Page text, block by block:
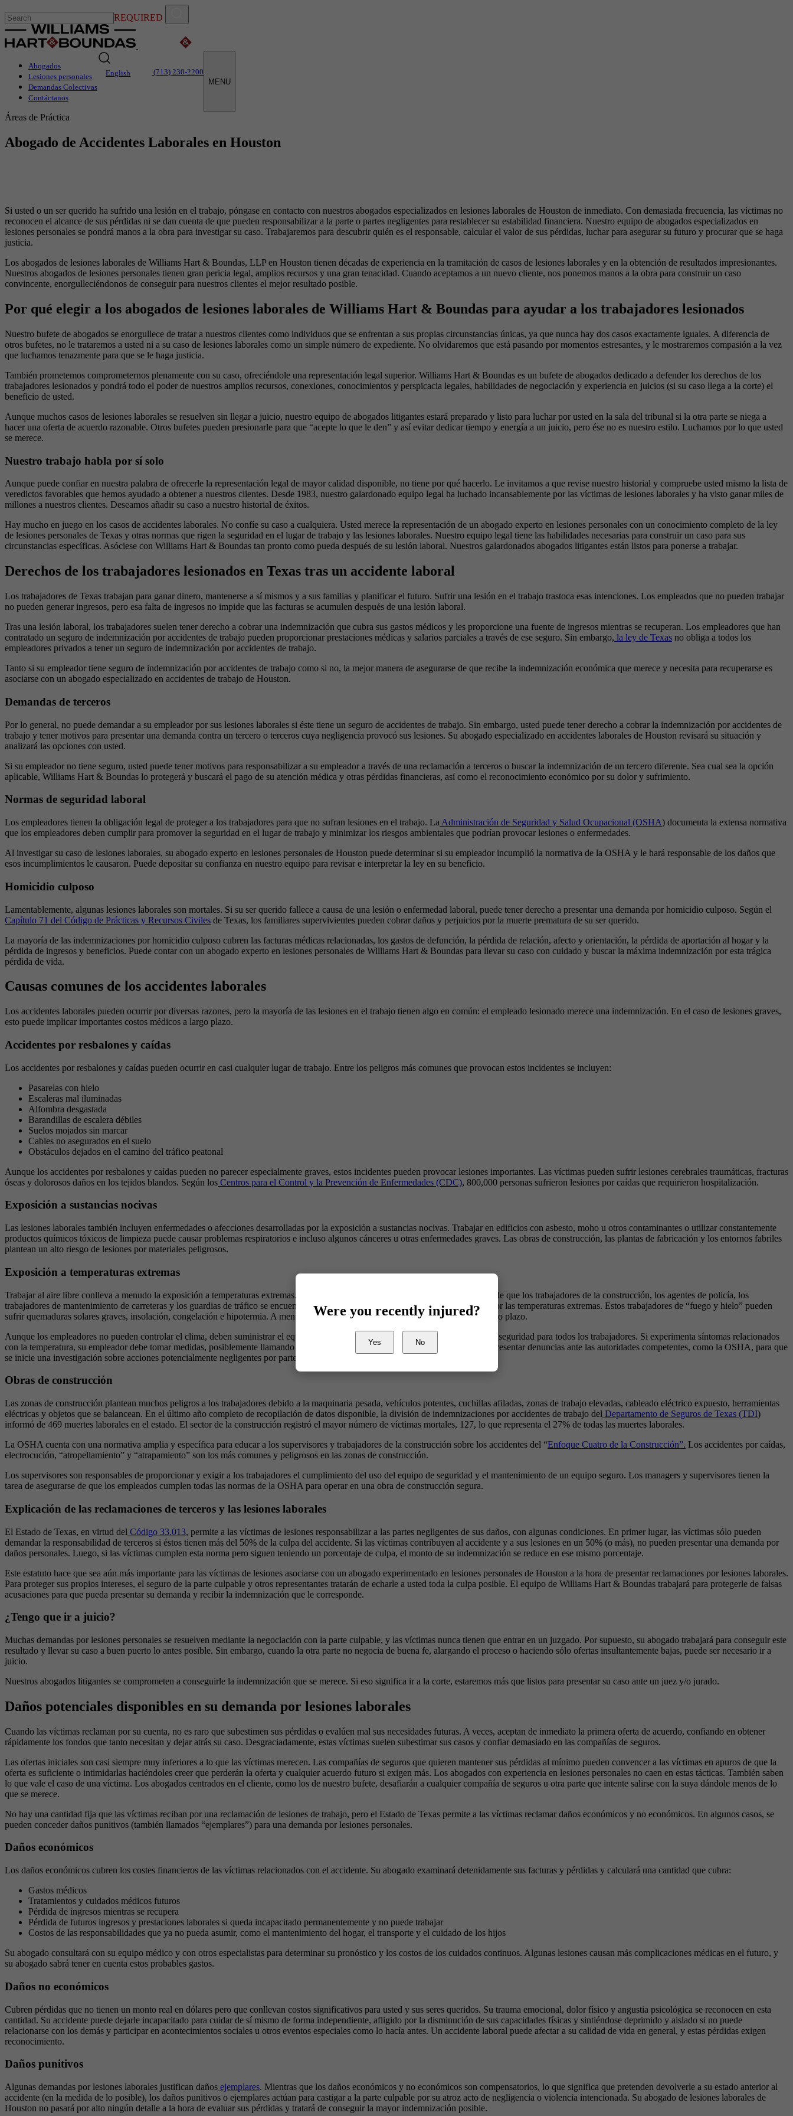
REQUIRED
Abogados
Lesiones personales
Demandas Colectivas
Contáctanos
English (713) 230-2200
MENU
Áreas de Práctica
Abogado de Accidentes Laborales en Houston
Si usted o un ser querido ha sufrido una lesión en el trabajo, póngase en contacto con nuestros abogados especializados en lesiones laborales de Houston de inmediato. Con demasiada frecuencia, las víctimas no
reconocen el alcance de sus pérdidas ni se dan cuenta de que pueden responsabilizar a la parte o partes negligentes para restablecer su estabilidad financiera. Nuestro equipo de abogados especializados en
lesiones personales se pondrá manos a la obra para investigar su caso. Trabajaremos para descubrir quién es el responsable, calcular el valor de sus pérdidas, luchar para asegurar su futuro y procurar que se haga
justicia.
Los abogados de lesiones laborales de Williams Hart & Boundas, LLP en Houston tienen décadas de experiencia en la tramitación de casos de lesiones laborales y en la obtención de resultados impresionantes.
Nuestros abogados de lesiones personales tienen gran pericia legal, amplios recursos y una gran tenacidad. Cuando aceptamos a un nuevo cliente, nos ponemos manos a la obra para construir un caso
convincente, enorgulleciéndonos de conseguir para nuestros clientes el mejor resultado posible.
Por qué elegir a los abogados de lesiones laborales de Williams Hart & Boundas para ayudar a los trabajadores lesionados
Nuestro bufete de abogados se enorgullece de tratar a nuestros clientes como individuos que se enfrentan a sus propias circunstancias únicas, ya que nunca hay dos casos exactamente iguales. A diferencia de
otros bufetes, no le trataremos a usted ni a su caso de lesiones laborales como un simple número de expediente. No olvidaremos que está pasando por momentos estresantes, y le mostraremos compasión a la vez
que luchamos tenazmente para que se le haga justicia.
También prometemos comprometernos plenamente con su caso, ofreciéndole una representación legal superior. Williams Hart & Boundas es un bufete de abogados dedicado a defender los derechos de los
trabajadores lesionados y pondrá todo el poder de nuestros amplios recursos, conexiones, conocimientos y perspicacia legales, habilidades de negociación y experiencia en juicios (si su caso llega a la corte) el
beneficio de usted.
Aunque muchos casos de lesiones laborales se resuelven sin llegar a juicio, nuestro equipo de abogados litigantes estará preparado y listo para luchar por usted en la sala del tribunal si la otra parte se niega a
hacer una oferta de acuerdo razonable. Otros bufetes pueden presionarle para que “acepte lo que le den” y así evitar dedicar tiempo y energía a un juicio, pero ése no es nuestro estilo. Luchamos por lo que usted
se merece.
Nuestro trabajo habla por sí solo
Aunque puede confiar en nuestra palabra de ofrecerle la representación legal de mayor calidad disponible, no tiene por qué hacerlo. Le invitamos a que revise nuestro historial y compruebe usted mismo la lista de
veredictos favorables que hemos ayudado a obtener a nuestros clientes. Desde 1983, nuestro galardonado equipo legal ha luchado incansablemente por las víctimas de lesiones laborales y ha visto ganar miles de
millones a nuestros clientes. Deseamos añadir su caso a nuestro historial de éxitos.
Hay mucho en juego en los casos de accidentes laborales. No confíe su caso a cualquiera. Usted merece la representación de un abogado experto en lesiones personales con un conocimiento completo de la ley
de lesiones personales de Texas y otras normas que rigen la seguridad en el lugar de trabajo y las lesiones laborales. Nuestro equipo legal tiene las habilidades necesarias para construir un caso para sus
circunstancias específicas. Asóciese con Williams Hart & Boundas tan pronto como pueda después de su lesión laboral. Nuestros galardonados abogados litigantes están listos para ponerse a trabajar.
Derechos de los trabajadores lesionados en Texas tras un accidente laboral
Los trabajadores de Texas trabajan para ganar dinero, mantenerse a sí mismos y a sus familias y planificar el futuro. Sufrir una lesión en el trabajo trastoca esas intenciones. Los empleados que no pueden trabajar
no pueden generar ingresos, pero esa falta de ingresos no impide que las facturas se acumulen después de una lesión laboral.
Tras una lesión laboral, los trabajadores suelen tener derecho a cobrar una indemnización que cubra sus gastos médicos y les proporcione una fuente de ingresos mientras se recuperan. Los empleadores que han
contratado un seguro de indemnización por accidentes de trabajo pueden proporcionar prestaciones médicas y salarios parciales a través de ese seguro. Sin embargo, la ley de Texas no obliga a todos los
empleadores privados a tener un seguro de indemnización por accidentes de trabajo.
Tanto si su empleador tiene seguro de indemnización por accidentes de trabajo como si no, la mejor manera de asegurarse de que recibe la indemnización económica que merece y necesita para recuperarse es
asociarse con un abogado especializado en accidentes de trabajo de Houston.
Demandas de terceros
Por lo general, no puede demandar a su empleador por sus lesiones laborales si éste tiene un seguro de accidentes de trabajo. Sin embargo, usted puede tener derecho a cobrar la indemnización por accidentes de
trabajo y tener motivos para presentar una demanda contra un tercero o terceros cuya negligencia provocó sus lesiones. Su abogado especializado en accidentes laborales de Houston revisará su situación y
analizará las opciones con usted.
Si su empleador no tiene seguro, usted puede tener motivos para responsabilizar a su empleador a través de una reclamación a terceros o buscar la indemnización de un tercero diferente. Sea cual sea la opción
aplicable, Williams Hart & Boundas lo protegerá y buscará el pago de su atención médica y otras pérdidas financieras, así como el reconocimiento económico por su dolor y sufrimiento.
Normas de seguridad laboral
Los empleadores tienen la obligación legal de proteger a los trabajadores para que no sufran lesiones en el trabajo. La Administración de Seguridad y Salud Ocupacional (OSHA) documenta la extensa normativa
que los empleadores deben cumplir para promover la seguridad en el lugar de trabajo y minimizar los riesgos ambientales que podrían provocar lesiones o enfermedades.
Al investigar su caso de lesiones laborales, su abogado experto en lesiones personales de Houston puede determinar si su empleador incumplió la normativa de la OSHA y le hará responsable de los daños que
esos incumplimientos le causaron. Puede depositar su confianza en nuestro equipo para revisar e interpretar la ley en su beneficio.
Homicidio culposo
Lamentablemente, algunas lesiones laborales son mortales. Si su ser querido fallece a causa de una lesión o enfermedad laboral, puede tener derecho a presentar una demanda por homicidio culposo. Según el
Capítulo 71 del Código de Prácticas y Recursos Civiles de Texas, los familiares supervivientes pueden cobrar daños y perjuicios por la muerte prematura de su ser querido.
La mayoría de las indemnizaciones por homicidio culposo cubren las facturas médicas relacionadas, los gastos de defunción, la pérdida de relación, afecto y orientación, la pérdida de aportación al hogar y la
pérdida de ingresos y beneficios. Puede contar con un abogado experto en lesiones personales de Williams Hart & Boundas para llevar su caso con cuidado y buscar la máxima indemnización por esta trágica
pérdida de vida.
Causas comunes de los accidentes laborales
Los accidentes laborales pueden ocurrir por diversas razones, pero la mayoría de las lesiones en el trabajo tienen algo en común: el empleado lesionado merece una indemnización. En el caso de lesiones graves,
esto puede implicar importantes costos médicos a largo plazo.
Accidentes por resbalones y caídas
Los accidentes por resbalones y caídas pueden ocurrir en casi cualquier lugar de trabajo. Entre los peligros más comunes que provocan estos incidentes se incluyen:
Pasarelas con hielo
Escaleras mal iluminadas
Alfombra desgastada
Barandillas de escalera débiles
Suelos mojados sin marcar
Cables no asegurados en el suelo
Obstáculos dejados en el camino del tráfico peatonal
Aunque los accidentes por resbalones y caídas pueden no parecer especialmente graves, estos incidentes pueden provocar lesiones importantes. Las víctimas pueden sufrir lesiones cerebrales traumáticas, fracturas
óseas y dolorosos daños en los tejidos blandos. Según los Centros para el Control y la Prevención de Enfermedades (CDC), 800,000 personas sufrieron lesiones por caídas que requirieron hospitalización.
Exposición a sustancias nocivas
Las lesiones laborales también incluyen enfermedades o afecciones desarrolladas por la exposición a sustancias nocivas. Trabajar en edificios con asbesto, moho u otros contaminantes o utilizar constantemente
productos químicos tóxicos de limpieza puede causar problemas respiratorios e incluso algunos cánceres u otras enfermedades graves. Las obras de construcción, las plantas de fabricación y los entornos fabriles
plantean un alto riesgo de lesiones por materiales peligrosos.
Exposición a temperaturas extremas
Trabajar al aire libre conlleva a menudo la exposición a temperaturas extremas. La
informó de que los trabajadores de la construcción, los agentes de policía, los
trabajadores de mantenimiento de carreteras y los guardias de tráfico se encuentran entre los distintos tipos de empleados afectados por las temperaturas extremas. Estos trabajadores de “fuego y hielo” pueden
sufrir quemaduras solares graves, insolación, congelación e hipotermia. A menudo sufren graves problemas de salud y secuelas a largo plazo.
Aunque los empleadores no pueden controlar el clima, deben suministrar el equipo de seguridad adecuado y seguir los protocolos de seguridad para todos los trabajadores. Si experimenta síntomas relacionados
con la temperatura, su empleador debe tomar medidas, posiblemente llamando a los servicios médicos de urgencia. También puede presentar denuncias ante las autoridades competentes, como la OSHA, para que
se inicie una investigación sobre acciones potencialmente negligentes por parte de la empresa.
Obras de construcción
Las zonas de construcción plantean muchos peligros a los trabajadores debido a la maquinaria pesada, vehículos potentes, cuchillas afiladas, zonas de trabajo elevadas, cableado eléctrico expuesto, herramientas
eléctricas y objetos que se balancean. En el último año completo de recopilación de datos disponible, la división de indemnizaciones por accidentes de trabajo del Departamento de Seguros de Texas (TDI)
informó de 469 muertes laborales en el estado. El sector de la construcción registró el mayor número de víctimas mortales, 127, lo que representa el 27% de todas las muertes laborales.
La OSHA cuenta con una normativa amplia y específica para educar a los supervisores y trabajadores de la construcción sobre los accidentes del “Enfoque Cuatro de la Construcción”. Los accidentes por caídas,
electrocución, “atropellamiento” y “atrapamiento” son los más comunes y peligrosos en las zonas de construcción.
Los supervisores son responsables de proporcionar y exigir a los trabajadores el cumplimiento del uso del equipo de seguridad y el mantenimiento de un equipo seguro. Los managers y supervisores tienen la
tarea de asegurarse de que los empleados cumplen todas las normas de la OSHA para operar en una obra de construcción segura.
Explicación de las reclamaciones de terceros y las lesiones laborales
El Estado de Texas, en virtud del Código 33.013, permite a las víctimas de lesiones responsabilizar a las partes negligentes de sus daños, con algunas condiciones. En primer lugar, las víctimas sólo pueden
demandar la responsabilidad de terceros si éstos tienen más del 50% de la culpa del accidente. Si las víctimas contribuyen al accidente y a sus lesiones en un 50% (o más), no pueden presentar una demanda por
daños personales. Luego, si las víctimas cumplen esta norma pero siguen teniendo un porcentaje de culpa, el monto de su indemnización se reduce en ese mismo porcentaje.
Este estatuto hace que sea aún más importante para las víctimas de lesiones asociarse con un abogado experimentado en lesiones personales de Houston a la hora de presentar reclamaciones por lesiones laborales.
Para proteger sus propios intereses, el seguro de la parte culpable y otros representantes tratarán de echarle a usted toda la culpa posible. El equipo de Williams Hart & Boundas trabajará para protegerle de falsas
acusaciones para que pueda presentar su demanda y recibir la indemnización que le corresponde.
¿Tengo que ir a juicio?
Muchas demandas por lesiones personales se resuelven mediante la negociación con la parte culpable, y las víctimas nunca tienen que entrar en un juzgado. Por supuesto, su abogado trabajará para conseguir este
resultado y llevar su caso a buen puerto lo antes posible. Sin embargo, cuando la otra parte no negocia de buena fe, alargando el proceso o haciendo sólo ofertas insultantemente bajas, puede ser necesario ir a
juicio.
Nuestros abogados litigantes se comprometen a conseguirle la indemnización que se merece. Si eso significa ir a la corte, estaremos más que listos para presentar su caso ante un juez y/o jurado.
Daños potenciales disponibles en su demanda por lesiones laborales
Cuando las víctimas reclaman por su cuenta, no es raro que subestimen sus pérdidas o evalúen mal sus necesidades futuras. A veces, aceptan de inmediato la primera oferta de acuerdo, confiando en obtener
rápidamente los fondos que tanto necesitan y dejar atrás su caso. Desgraciadamente, estas víctimas suelen subestimar sus casos y confiar demasiado en las compañías de seguros.
Las ofertas iniciales son casi siempre muy inferiores a lo que las víctimas merecen. Las compañías de seguros que quieren mantener sus pérdidas al mínimo pueden convencer a las víctimas en apuros de que la
oferta es suficiente o intimidarlas haciéndoles creer que perderán la oferta y cualquier acuerdo futuro si exigen más. Los abogados con experiencia en lesiones personales no caen en estas tácticas. También saben
lo que vale el caso de una víctima. Los abogados centrados en el cliente, como los de nuestro bufete, desafiarán a cualquier compañía de seguros u otra parte que intente salirse con la suya dándole menos de lo
que se merece.
No hay una cantidad fija que las víctimas reciban por una reclamación de lesiones de trabajo, pero el Estado de Texas permite a las víctimas reclamar daños económicos y no económicos. En algunos casos, se
pueden conceder daños punitivos (también llamados “ejemplares”) para una demanda por lesiones personales.
Daños económicos
Los daños económicos cubren los costes financieros de las víctimas relacionados con el accidente. Su abogado examinará detenidamente sus facturas y pérdidas y calculará una cantidad que cubra:
Gastos médicos
Tratamientos y cuidados médicos futuros
Pérdida de ingresos mientras se recupera
Pérdida de futuros ingresos y prestaciones laborales si queda incapacitado permanentemente y no puede trabajar
Costos de las responsabilidades que ya no pueda asumir, como el mantenimiento del hogar, el transporte y el cuidado de los hijos
Su abogado consultará con su equipo médico y con otros especialistas para determinar su pronóstico y los costos de los cuidados continuos. Algunas lesiones causan más complicaciones médicas en el futuro, y
su abogado sabrá tener en cuenta estos probables gastos.
Daños no económicos
Cubren pérdidas que no tienen un monto real en dólares pero que conllevan costos significativos para usted y sus seres queridos. Su trauma emocional, dolor físico y angustia psicológica se reconocen en esta
cantidad. Su accidente puede dejarle incapacitado para cuidar de sí mismo de forma independiente, afligido por la disminución de sus capacidades físicas y sintiéndose deprimido y aislado si no puede
relacionarse con los demás y participar en acontecimientos sociales u otros eventos especiales como lo hacía antes. Un accidente laboral puede afectar a su calidad de vida en general, y estas pérdidas exigen
reconocimiento.
Daños punitivos
Algunas demandas por lesiones laborales justifican daños ejemplares. Mientras que los daños económicos y no económicos son compensatorios, lo que significa que pretenden devolverle a su estado anterior al
accidente (en la medida de lo posible), los daños punitivos o ejemplares actúan para castigar a la parte culpable por su atroz acto de negligencia o violencia intencionada. Su abogado de lesiones laborales de
Houston no pasará por alto ningún detalle a la hora de evaluar sus pérdidas y tratará de conseguir la mayor indemnización posible.
Were you recently injured?
Yes No